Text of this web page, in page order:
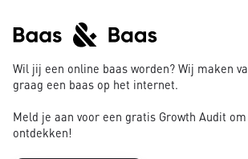
Wil jij een online baas worden? Wij maken
graag een baas op het internet.
Meld je aan voor een gratis Growth Audit
ontdekken!